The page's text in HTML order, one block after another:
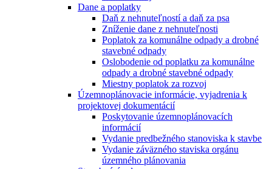
Dane a poplatky
Daň z nehnuteľností a daň za psa
Zníženie dane z nehnuteľnosti
Poplatok za komunálne odpady a drobné
stavebné odpady
Oslobodenie od poplatku za komunálne
odpady a drobné stavebné odpady
Miestny poplatok za rozvoj
Územnoplánovacie informácie, vyjadrenia k
projektovej dokumentácií
Poskytovanie územnoplánovacích
informácií
Vydanie predbežného stanoviska k stavbe
Vydanie záväzného staviska orgánu
územného plánovania